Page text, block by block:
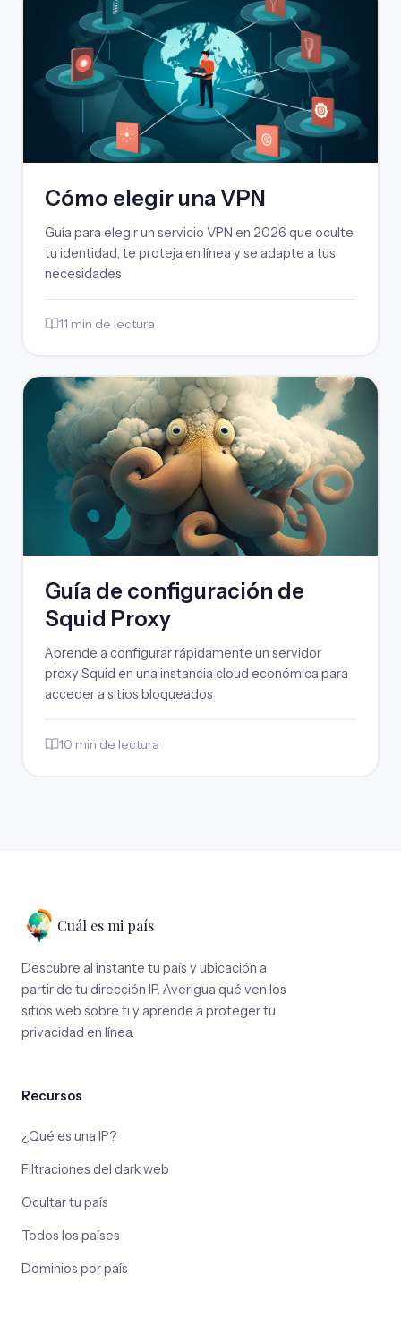
Cómo elegir una VPN
Guía para elegir un servicio VPN en 2026 que oculte
tu identidad, te proteja en línea y se adapte a tus
necesidades
11 min de lectura
Guía de configuración de
Squid Proxy
Aprende a configurar rápidamente un servidor
proxy Squid en una instancia cloud económica para
acceder a sitios bloqueados
10 min de lectura
Cuál es mi país
Descubre al instante tu país y ubicación a
partir de tu dirección IP. Averigua qué ven los
sitios web sobre ti y aprende a proteger tu
privacidad en línea.
Recursos
¿Qué es una IP?
Filtraciones del dark web
Ocultar tu país
Todos los países
Dominios por país